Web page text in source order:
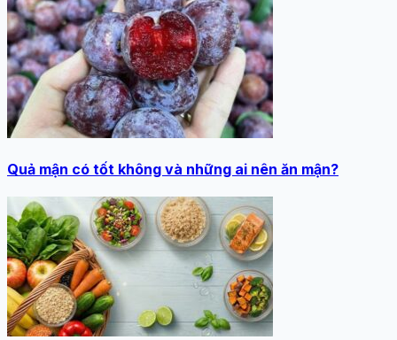
Quả mận có tốt không và những ai nên ăn mận?